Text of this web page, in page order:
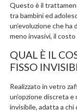
Questo è il
tra bambini ed
un’evoluzione che
meno invasivi, il costo
QUAL È IL
FISSO
Realizzato in vetro
un’opzione discreta
invisibile, adatta a